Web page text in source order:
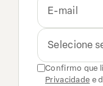
Selecione
Confirmo que
Privacidade e